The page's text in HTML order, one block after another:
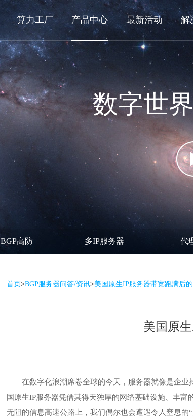
算力工厂 产品中心 最新活动 解
数字世
BGP高防 多IP服务器 代
首页>BGP服务器问答/资讯>美国原生IP服务器带宽跑满后
美国原
在数字化浪潮席卷全球的今天，服务器就像是企
国原生IP服务器凭借其得天独厚的网络基础设施、丰富
无阻的信息高速公路上，我们偶尔也会遭遇令人窒息